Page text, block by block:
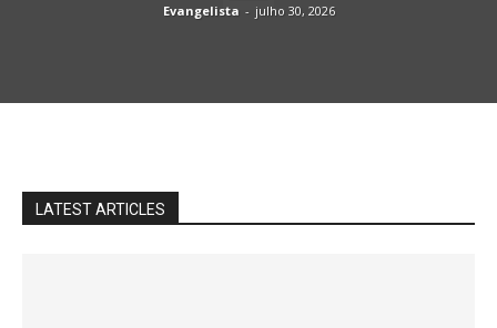
Evangelista - julho 30, 2026
LATEST ARTICLES